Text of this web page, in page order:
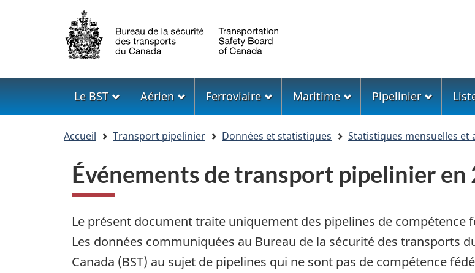
Sélection
de
la
langue
Menu
Le BST Aérien Ferroviaire Maritime Pipelinier
Accueil Transport pipelinier Données et statistiques Statistiques mensuelles et
Événements de transport pipelinier en
Le présent document traite uniquement des pipelines de compétence
Les données communiquées au Bureau de la sécurité des transports
Canada (BST) au sujet de pipelines qui ne sont pas de compétence